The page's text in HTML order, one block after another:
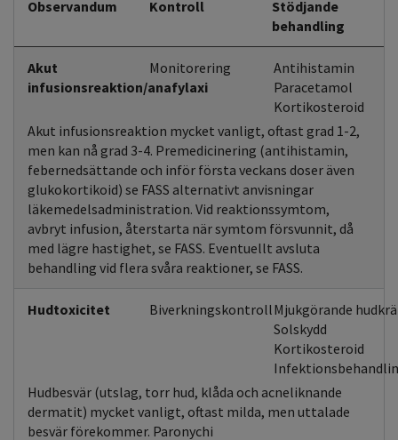
Observandum Kontroll
Stödjande
behandling
Akut
infusionsreaktion/anafylaxi
Monitorering
Antihistamin
Paracetamol
Kortikosteroid
Akut infusionsreaktion mycket vanligt, oftast grad 1-2,
men kan nå grad 3-4. Premedicinering (antihistamin,
febernedsättande och inför första veckans doser även
glukokortikoid) se FASS alternativt anvisningar
läkemedelsadministration. Vid reaktionssymtom,
avbryt infusion, återstarta när symtom försvunnit, då
med lägre hastighet, se FASS. Eventuellt avsluta
behandling vid flera svåra reaktioner, se FASS.
Hudtoxicitet BiverkningskontrollMjukgörande
Solskydd
Kortikosteroid
Hudbesvär (utslag, torr hud, klåda och acneliknande
dermatit) mycket vanligt, oftast milda, men uttalade
besvär förekommer. Paronychi